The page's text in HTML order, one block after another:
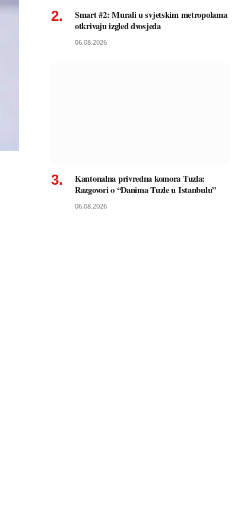
Smart #2: Murali u svjetskim metropolama
otkrivaju izgled dvosjeda
06.08.2026
Kantonalna privredna komora Tuzla:
Razgovori o “Danima Tuzle u Istanbulu”
06.08.2026